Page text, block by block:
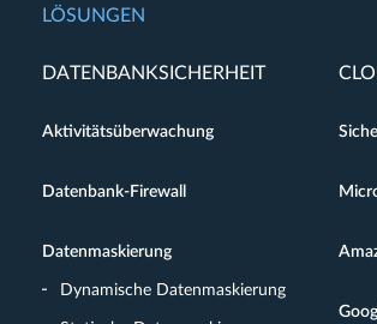
LÖSUNGEN
DATENBANKSICHERHEIT
Aktivitätsüberwachung
Datenbank-Firewall
Datenmaskierung
Dynamische Datenmaskierung